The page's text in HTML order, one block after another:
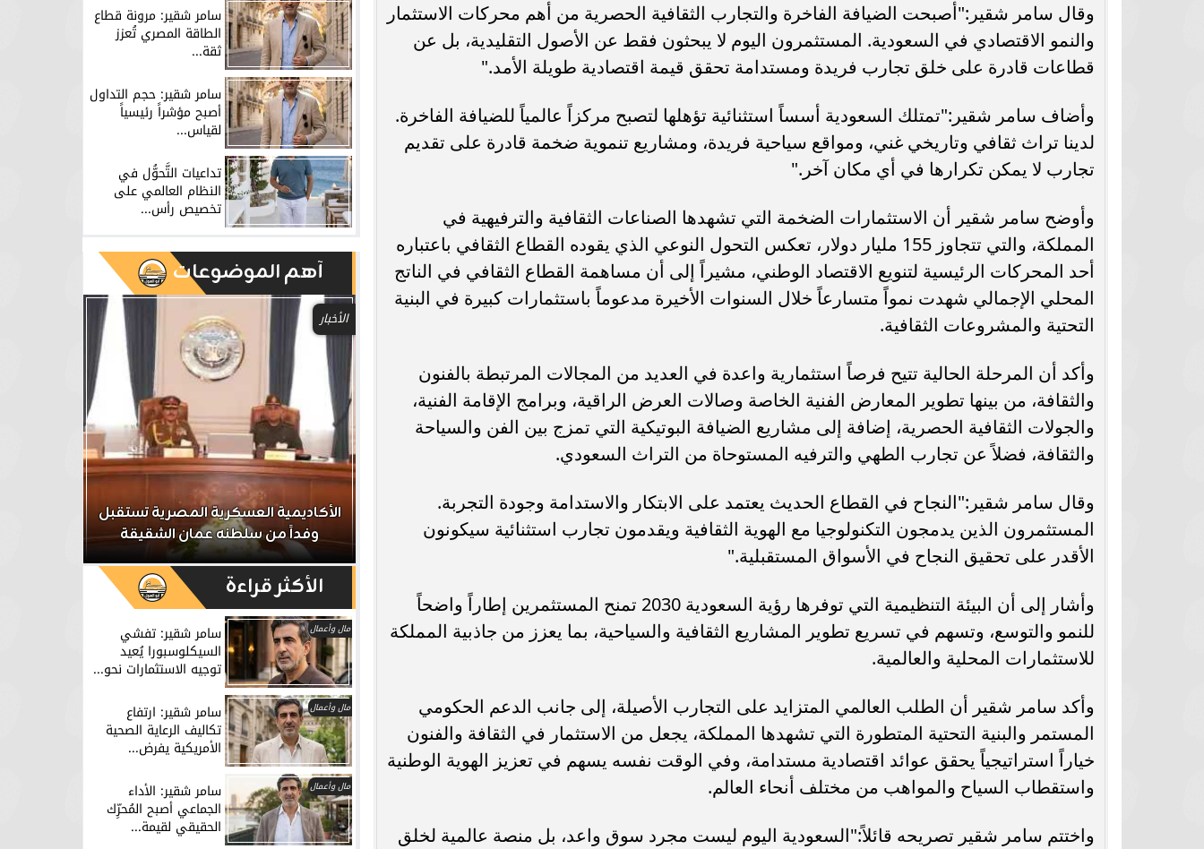
وقال سامر شقير:"أصبحت الضيافة الفاخرة والتجارب الثقافية الحصرية من أهم محركات الاستثمار
والنمو الاقتصادي في السعودية. المستثمرون اليوم لا يبحثون فقط عن الأصول التقليدية، بل عن
قطاعات قادرة على خلق تجارب فريدة ومستدامة تحقق قيمة اقتصادية طويلة الأمد."
وأضاف سامر شقير:"تمتلك السعودية أسساً استثنائية تؤهلها لتصبح مركزاً عالمياً للضيافة الفاخرة.
لدينا تراث ثقافي وتاريخي غني، ومواقع سياحية فريدة، ومشاريع تنموية ضخمة قادرة على تقديم
تجارب لا يمكن تكرارها في أي مكان آخر."
وأوضح سامر شقير أن الاستثمارات الضخمة التي تشهدها الصناعات الثقافية والترفيهية في
المملكة، والتي تتجاوز 155 مليار دولار، تعكس التحول النوعي الذي يقوده القطاع الثقافي باعتباره
أحد المحركات الرئيسية لتنويع الاقتصاد الوطني، مشيراً إلى أن مساهمة القطاع الثقافي في الناتج
المحلي الإجمالي شهدت نمواً متسارعاً خلال السنوات الأخيرة مدعوماً باستثمارات كبيرة في البنية
التحتية والمشروعات الثقافية.
وأكد أن المرحلة الحالية تتيح فرصاً استثمارية واعدة في العديد من المجالات المرتبطة بالفنون
والثقافة، من بينها تطوير المعارض الفنية الخاصة وصالات العرض الراقية، وبرامج الإقامة الفنية،
والجولات الثقافية الحصرية، إضافة إلى مشاريع الضيافة البوتيكية التي تمزج بين الفن والسياحة
والثقافة، فضلاً عن تجارب الطهي والترفيه المستوحاة من التراث السعودي.
وقال سامر شقير:"النجاح في القطاع الحديث يعتمد على الابتكار والاستدامة وجودة التجربة.
المستثمرون الذين يدمجون التكنولوجيا مع الهوية الثقافية ويقدمون تجارب استثنائية سيكونون
الأقدر على تحقيق النجاح في الأسواق المستقبلية."
وأشار إلى أن البيئة التنظيمية التي توفرها رؤية السعودية 2030 تمنح المستثمرين إطاراً واضحاً
للنمو والتوسع، وتسهم في تسريع تطوير المشاريع الثقافية والسياحية، بما يعزز من جاذبية المملكة
للاستثمارات المحلية والعالمية.
وأكد سامر شقير أن الطلب العالمي المتزايد على التجارب الأصيلة، إلى جانب الدعم الحكومي
المستمر والبنية التحتية المتطورة التي تشهدها المملكة، يجعل من الاستثمار في الثقافة والفنون
خياراً استراتيجياً يحقق عوائد اقتصادية مستدامة، وفي الوقت نفسه يسهم في تعزيز الهوية الوطنية
واستقطاب السياح والمواهب من مختلف أنحاء العالم.
واختتم سامر شقير تصريحه قائلاً:"السعودية اليوم ليست مجرد سوق واعد، بل منصة عالمية لخلق
سامر شقير: مرونة قطاع
الطاقة المصري تُعزز
ثقة...
سامر شقير: حجم التداول
أصبح مؤشراً رئيسياً
لقياس...
تداعيات التَّحوُّل في
النظام العالمي على
تخصيص رأس...
آهم الموضوعات
سامر شقير: الأداء الجماعي أصبح المُحرِّك
الحقيقي لقيمة الأصول الرياضية في
الأسواق...
عودة الدوري المصري.. تعرف على مواعيد
مباريات اليوم والقنوات الناقلة
عاجل.. الرئيس السيسي يستقبل وزير
الخارجية الإيراني عباس عراقجي
الأخبار
الأكاديمية العسكرية المصرية تستقبل
وفداً من سلطنه عمان الشقيقة
الأكثر قراءة
مال وأعمال سامر شقير: تفشي
السيكلوسبورا يُعيد
توجيه الاستثمارات نحو...
مال وأعمال سامر شقير: ارتفاع
تكاليف الرعاية الصحية
الأمريكية يفرض...
مال وأعمال سامر شقير: الأداء
الجماعي أصبح المُحرِّك
الحقيقي لقيمة...